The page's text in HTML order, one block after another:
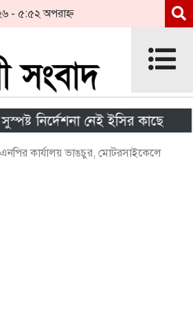
- ৫:৫২ অপরাহ্ন
নেই ইসির কাছে
কার্যালয় ভাঙচুর, মোটরসাইকেলে